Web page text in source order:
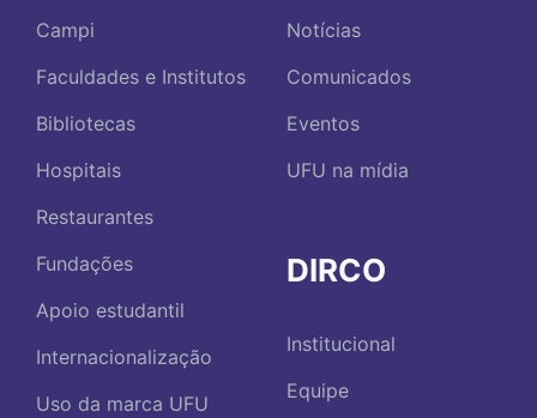
Campi
Faculdades e Institutos
Bibliotecas
Hospitais
Restaurantes
Fundações
Apoio estudantil
Internacionalização
Uso da marca UFU
Notícias
Comunicados
Eventos
UFU na mídia
DIRCO
Institucional
Equipe